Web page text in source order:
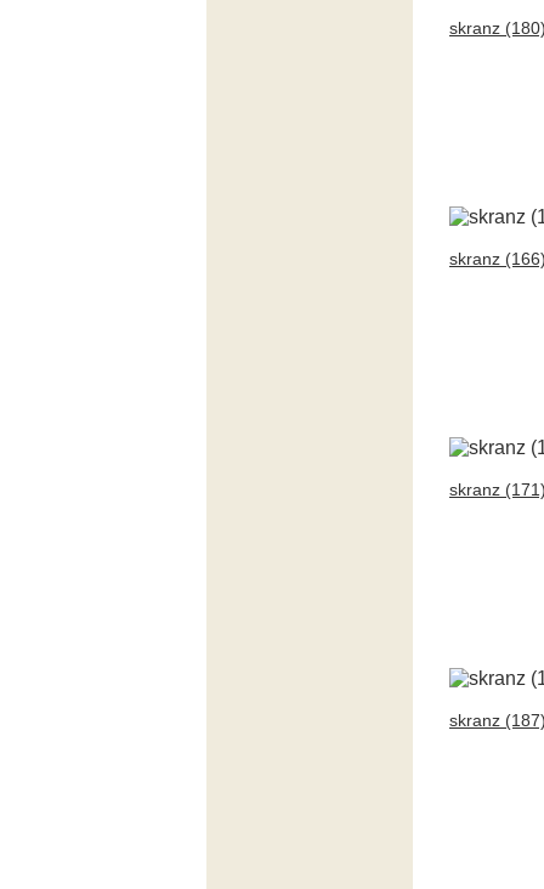
skranz
skranz
skranz
skranz